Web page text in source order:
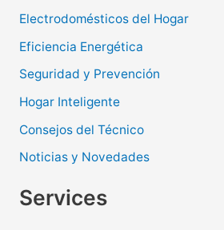
Electrodomésticos del Hogar
Eficiencia Energética
Seguridad y Prevención
Hogar Inteligente
Consejos del Técnico
Noticias y Novedades
Services